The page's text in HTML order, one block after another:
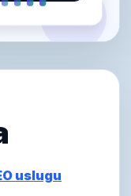
uslugu